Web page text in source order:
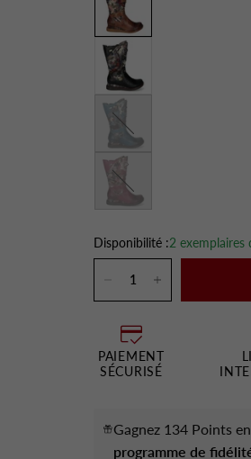
Turquoise
Wine
Disponibilité :2 exemplaires
PAIEMENT
SÉCURISÉ
Gagnez 134 Points
programme de